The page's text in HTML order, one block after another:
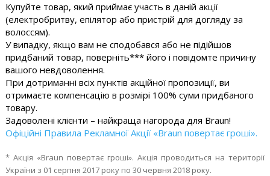
Купуйте товар, який приймає участь в даній акції
(електробритву, епілятор або пристрій для догляду за
волоссям).
У випадку, якщо вам не сподобався або не підійшов
придбаний товар, поверніть*** його і повідомте причину
вашого невдоволення.
При дотриманні всіх пунктів акційної пропозиції, ви
отримаєте компенсацію в розмірі 100% суми придбаного
товару.
Задоволені клієнти – найкраща нагорода для Braun!
Офіційні Правила Рекламної Акції «Braun повертає гроші».
* Акція «Braun повертає гроші». Акція проводиться на території
України з 01 серпня 2017 року по 30 червня 2018 року.